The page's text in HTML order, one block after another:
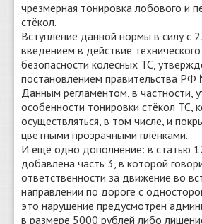
чрезмерная тонировка лобового и
стёкол.
Вступление данной нормы в силу с
введением в действие
безопасности колёсных ТС,
постановлением правительства
Данным регламентом, в частности,
особенности тонировки стёкол ТС,
осуществляться, в том числе, и
цветными прозрачными плёнками.
И ещё одно дополнение: в статью
добавлена часть 3, в которой
ответственности за движение во
направлении по дороге с
это нарушение предусмотрен
в размере 5000 рублей либо